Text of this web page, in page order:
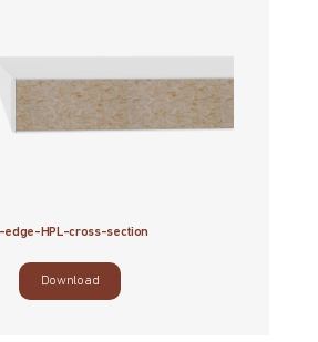
edge-HPL-cross-section
Download